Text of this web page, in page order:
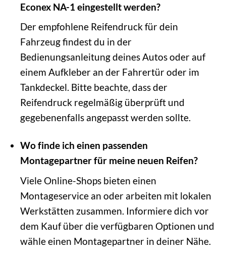
Econex NA-1 eingestellt werden?
Der empfohlene Reifendruck für dein
Fahrzeug findest du in der
Bedienungsanleitung deines Autos oder auf
einem Aufkleber an der Fahrertür oder im
Tankdeckel. Bitte beachte, dass der
Reifendruck regelmäßig überprüft und
gegebenenfalls angepasst werden sollte.
Wo finde ich einen passenden
Montagepartner für meine neuen Reifen?
Viele Online-Shops bieten einen
Montageservice an oder arbeiten mit lokalen
Werkstätten zusammen. Informiere dich vor
dem Kauf über die verfügbaren Optionen und
wähle einen Montagepartner in deiner Nähe.